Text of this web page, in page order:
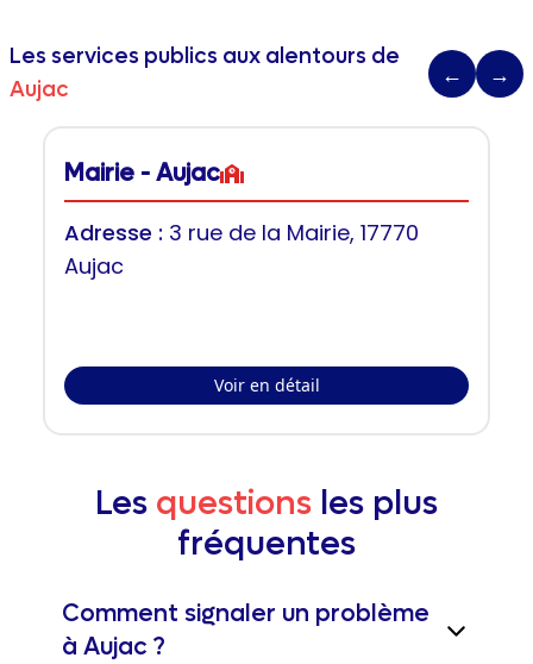
Les services publics aux alentours de
Aujac
← →
Mairie - Aujac
Adresse : 3 rue de la Mairie, 17770
Aujac
Voir en détail
Les questions les plus
fréquentes
Comment signaler un problème
à Aujac ?